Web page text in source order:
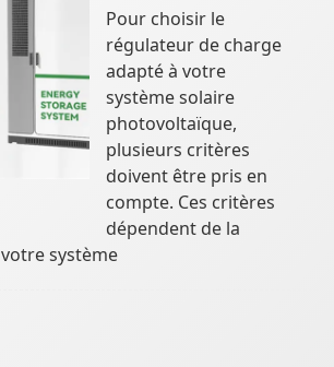
Pour choisir le
régulateur de charge
adapté à votre
système solaire
photovoltaïque,
plusieurs critères
doivent être pris en
compte. Ces critères
dépendent de la
système